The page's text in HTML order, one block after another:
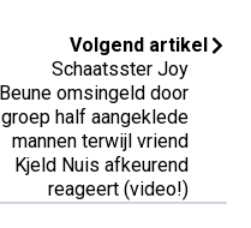
Volgend artikel
Schaatsster Joy
Beune omsingeld door
groep half aangeklede
mannen terwijl vriend
Kjeld Nuis afkeurend
reageert (video!)